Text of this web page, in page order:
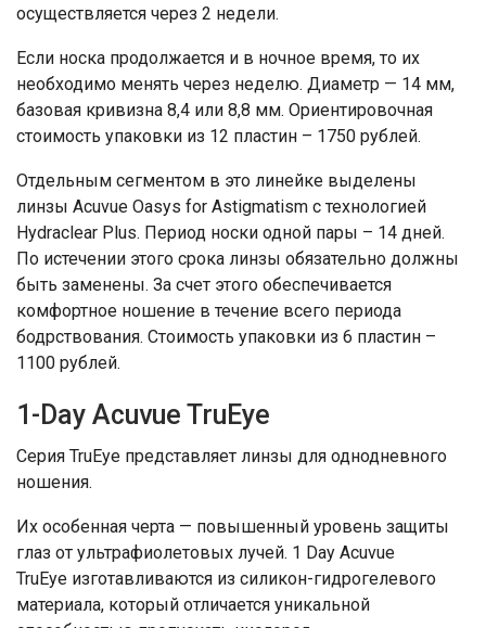
осуществляется через 2 недели.
Если носка продолжается и в ночное время, то их
необходимо менять через неделю. Диаметр — 14 мм,
базовая кривизна 8,4 или 8,8 мм. Ориентировочная
стоимость упаковки из 12 пластин – 1750 рублей.
Отдельным сегментом в это линейке выделены
линзы Acuvue Oasys for Astigmatism с технологией
Hydraclear Plus. Период носки одной пары – 14 дней.
По истечении этого срока линзы обязательно должны
быть заменены. За счет этого обеспечивается
комфортное ношение в течение всего периода
бодрствования. Стоимость упаковки из 6 пластин –
1100 рублей.
1-Day Acuvue TruEye
Серия TruEye представляет линзы для однодневного
ношения.
Их особенная черта — повышенный уровень защиты
глаз от ультрафиолетовых лучей. 1 Day Acuvue
TruEye изготавливаются из силикон-гидрогелевого
материала, который отличается уникальной